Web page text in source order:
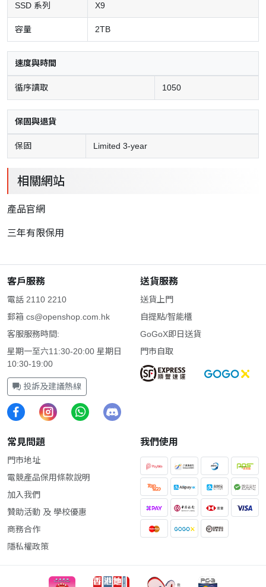
SSD 系列 X9
容量 2TB
速度與時間
循序讀取 1050
保固與退貨
保固 Limited 3-year
相關網站
產品官網
三年有限保用
客戶服務
電話 2110 2210
郵箱 cs@openshop.com.hk
客服服務時間:
星期一至六11:30-20:00 星期日
10:30-19:00
投訴及建議熱線
送貨服務
送貨上門
自提點/智能櫃
GoGoX即日送貨
門市自取
常見問題
門市地址
電競產品保用條款說明
加入我們
贊助活動 及 學校優惠
商務合作
隱私權政策
我們使用